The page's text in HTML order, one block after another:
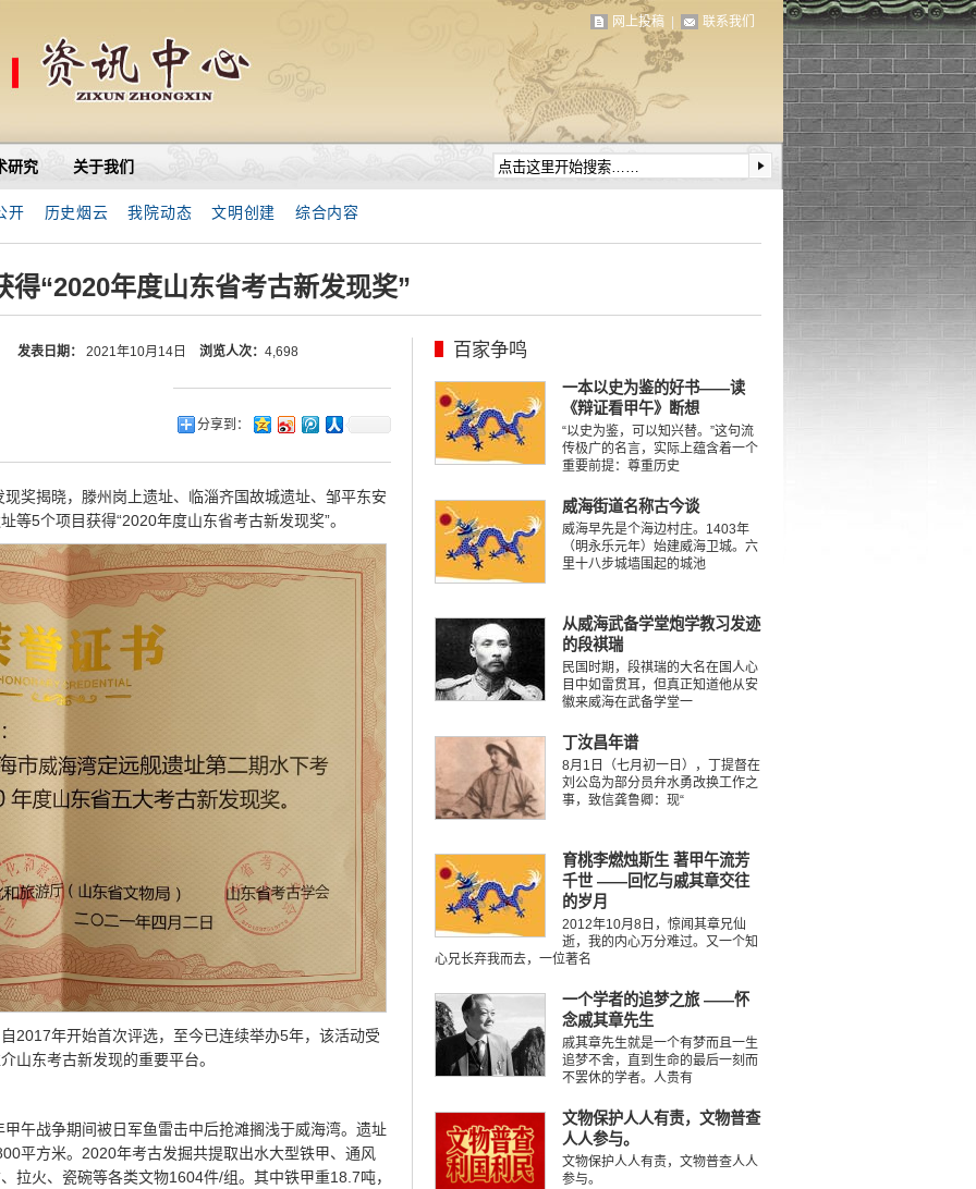
网上投稿 联系我们
研究 关于我们
开 历史烟云 我院动态 文明创建 综合内容
“2020年度山东省考古新发现奖”
发表日期： 2021年10月14日 浏览人次： 4,698
分享到：
奖揭晓，滕州岗上遗址、临淄齐国故城遗址、邹平东安
等5个项目获得“2020年度山东省考古新发现奖”。
2017年开始首次评选，至今已连续举办5年，该活动受
山东考古新发现的重要平台。
午战争期间被日军鱼雷击中后抢滩搁浅于威海湾。遗址
平方米。2020年考古发掘共提取出水大型铁甲、通风
拉火、瓷碗等各类文物1604件/组。其中铁甲重18.7吨，
百家争鸣
一本以史为鉴的好书——读
《辩证看甲午》断想
“以史为鉴，可以知兴替。”这句流
传极广的名言，实际上蕴含着一个
重要前提：尊重历史
威海街道名称古今谈
威海早先是个海边村庄。1403年
（明永乐元年）始建威海卫城。六
里十八步城墙围起的城池
从威海武备学堂炮学教习发迹
的段褀瑞
民国时期，段祺瑞的大名在国人心
目中如雷贯耳，但真正知道他从安
徽来威海在武备学堂一
丁汝昌年谱
8月1日（七月初一日），丁提督在
刘公岛为部分员弁水勇改换工作之
事，致信龚鲁卿：现“
育桃李燃烛斯生 著甲午流芳
千世 ——回忆与戚其章交往
的岁月
2012年10月8日，惊闻其章兄仙
逝，我的内心万分难过。又一个知
心兄长弃我而去，一位著名
一个学者的追梦之旅 ——怀
念戚其章先生
戚其章先生就是一个有梦而且一生
追梦不舍，直到生命的最后一刻而
不罢休的学者。人贵有
文物保护人人有责，文物普查
人人参与。
文物保护人人有责，文物普查人人
参与。